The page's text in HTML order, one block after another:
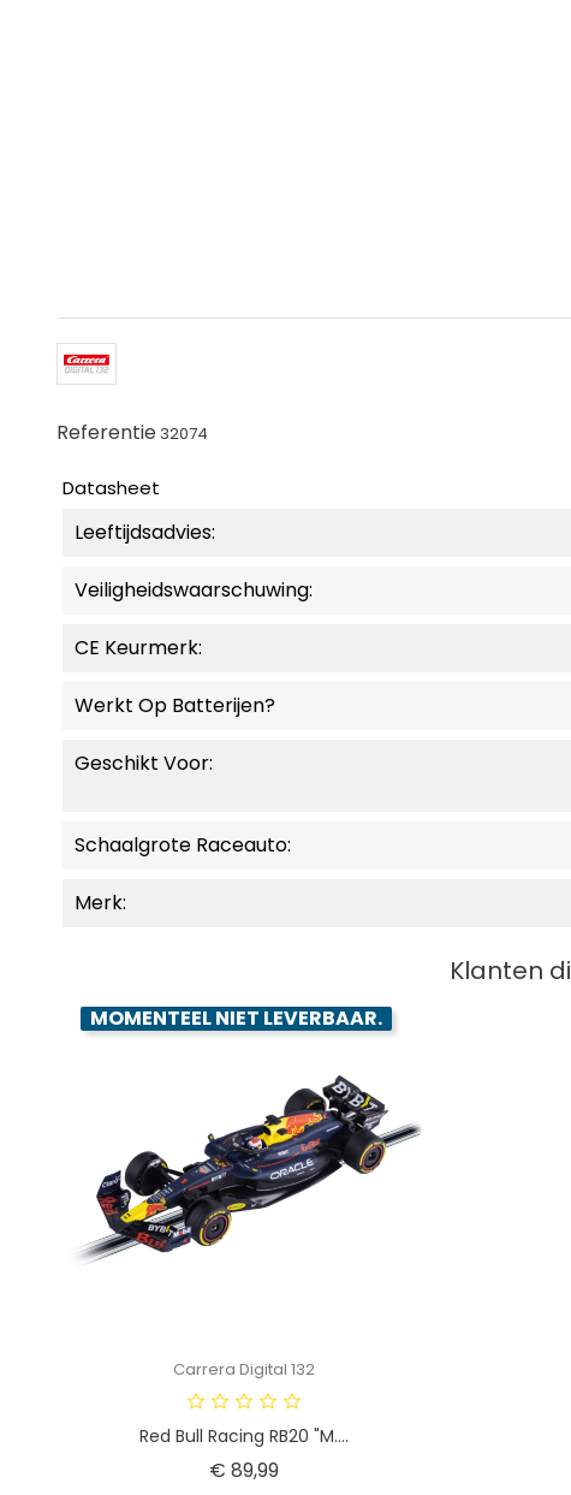
Referentie 32074
Datasheet
Leeftijdsadvies:
Veiligheidswaarschuwing:
CE Keurmerk:
Werkt Op Batterijen?
Geschikt Voor:
Schaalgrote Raceauto:
Merk:
Klanten
MOMENTEEL NIET LEVERBAAR.
Carrera Digital 132
Red Bull Racing RB20 "M....
€ 89,99Prijs